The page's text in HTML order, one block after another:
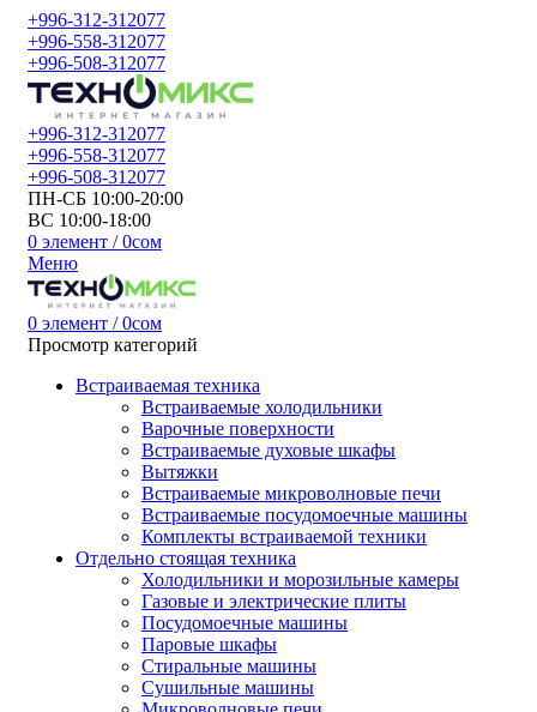
+996-312-312077
+996-558-312077
+996-508-312077
+996-312-312077
+996-558-312077
+996-508-312077
ПН-СБ 10:00-20:00
ВС 10:00-18:00
0 элемент / 0сом
Меню
0 элемент / 0сом
Просмотр категорий
Встраиваемая техника
Встраиваемые холодильники
Варочные поверхности
Встраиваемые духовые шкафы
Вытяжки
Встраиваемые микроволновые печи
Встраиваемые посудомоечные машины
Комплекты встраиваемой техники
Отдельно стоящая техника
Холодильники и морозильные камеры
Газовые и электрические плиты
Посудомоечные машины
Паровые шкафы
Стиральные машины
Сушильные машины